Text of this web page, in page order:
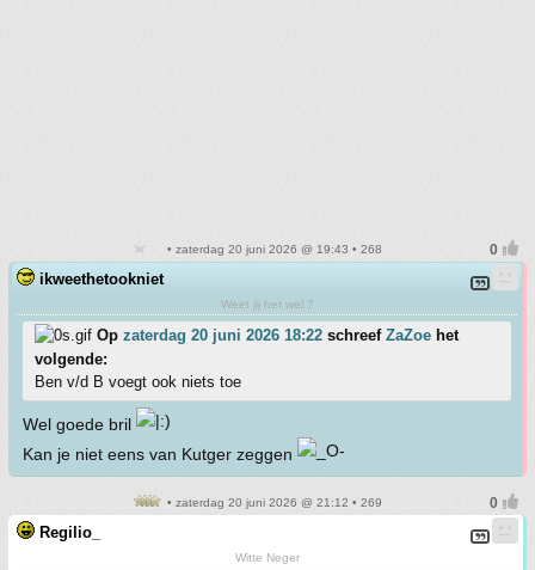
• zaterdag 20 juni 2026 @ 19:43 • 268
ikweethetookniet
Weet jij het wel ?
Op zaterdag 20 juni 2026 18:22 schreef ZaZoe het
volgende:
Ben v/d B voegt ook niets toe
Wel goede bril
Kan je niet eens van Kutger zeggen
• zaterdag 20 juni 2026 @ 21:12 • 269
Regilio_
Witte Neger